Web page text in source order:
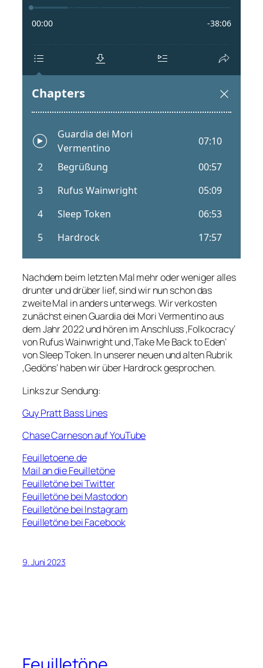
Nachdem beim letzten Mal mehr oder weniger alles
drunter und drüber lief, sind wir nun schon das
zweite Mal in anders unterwegs. Wir verkosten
zunächst einen Guardia dei Mori Vermentino aus
dem Jahr 2022 und hören im Anschluss ‚Folkocracy‘
von Rufus Wainwright und ‚Take Me Back to Eden‘
von Sleep Token. In unserer neuen und alten Rubrik
‚Gedöns‘ haben wir über Hardrock gesprochen.
Links zur Sendung:
Guy Pratt Bass Lines
Chase Carneson auf YouTube
Feuilletoene.de
Mail an die Feuilletöne
Feuilletöne bei Twitter
Feuilletöne bei Mastodon
Feuilletöne bei Instagram
Feuilletöne bei Facebook
9. Juni 2023